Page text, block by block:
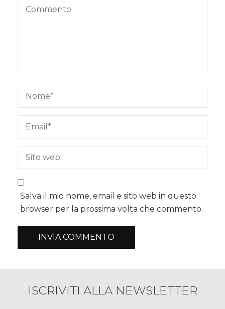
Salva il mio nome, email e sito web in questo
browser per la prossima volta che commento.
ISCRIVITI ALLA NEWSLETTER